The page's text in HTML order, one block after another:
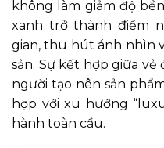
không làm giảm độ
xanh trở thành điểm
gian, thu hút ánh nhìn
sản. Sự kết hợp giữa
người tạo nên sản
hợp với xu hướng
hành toàn cầu.